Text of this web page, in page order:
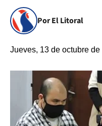
Por El Litoral
Jueves, 13 de octubre